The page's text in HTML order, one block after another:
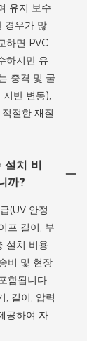
유지 보수
경우가 많
하면 PVC
하지만 유
충격 및 굴
지반 변동),
절한 재질
설치 비
까?
(UV 안정
프 길이, 부
설치 비용
비 및 현장
함됩니다.
, 길이, 압력
공하여 자